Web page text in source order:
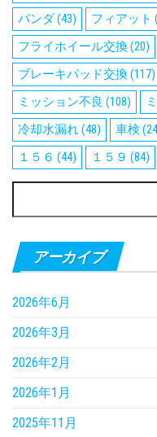
パンダ(43) フィアット
フライホイール交換(20)
ブレーキパッド交換(117)
ミッション不良 (108)
冷却水漏れ(48) 車検
１５６ (44) １５９ (84)
索:
アーカイブ
2026年6月
2026年3月
2026年2月
2026年1月
2025年11月